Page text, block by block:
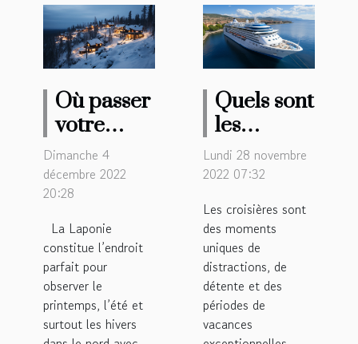
Où passer
votre
séjour en
Laponie ?
Dimanche 4
décembre 2022
20:28
La Laponie
constitue l’endroit
parfait pour
observer le
printemps, l’été et
surtout les hivers
Quels sont
les
avantages
des
croisières
?
Lundi 28 novembre
2022 07:32
Les croisières sont
des moments
uniques de
distractions, de
détente et des
périodes de
vacances